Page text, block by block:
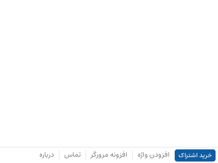
خرید اشتراک افزودن واژه افزونه مرورگر تماس درباره